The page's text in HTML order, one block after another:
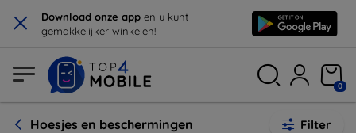
× Download onze app en u kunt
gemakkelijker winkelen!
0
Hoesjes en beschermingen Filter